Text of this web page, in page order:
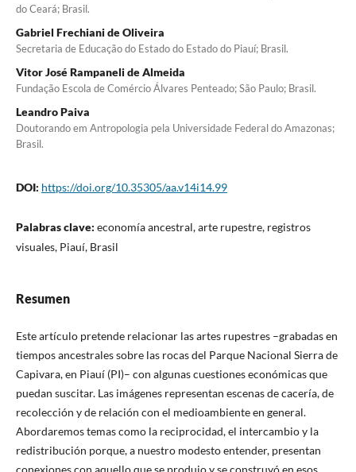
do Ceará; Brasil.
Gabriel Frechiani de Oliveira
Secretaria de Educação do Estado do Estado do Piauí; Brasil.
Vitor José Rampaneli de Almeida
Fundação Escola de Comércio Álvares Penteado; São Paulo; Brasil.
Leandro Paiva
Doutorando em Antropologia pela Universidade Federal do Amazonas;
Brasil.
DOI: https://doi.org/10.35305/aa.v14i14.99
Palabras clave: economía ancestral, arte rupestre, registros
visuales, Piauí, Brasil
Resumen
Este artículo pretende relacionar las artes rupestres –grabadas en
tiempos ancestrales sobre las rocas del Parque Nacional Sierra de
Capivara, en Piauí (PI)– con algunas cuestiones económicas que
puedan suscitar. Las imágenes representan escenas de cacería, de
recolección y de relación con el medioambiente en general.
Abordaremos temas como la reciprocidad, el intercambio y la
redistribución porque, a nuestro modesto entender, presentan
conexiones con aquello que se produjo y se construyó en esos